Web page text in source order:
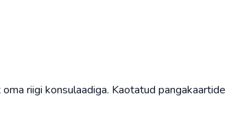
riigi konsulaadiga. Kaotatud pangakaartide